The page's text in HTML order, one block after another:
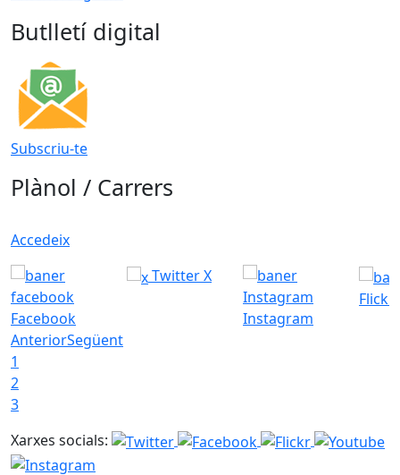
Butlletí digital
Subscriu-te
Plànol / Carrers
Accedeix
Facebook
Twitter X
Instagram
Flickr
AnteriorSegüent
1
2
3
Xarxes socials: